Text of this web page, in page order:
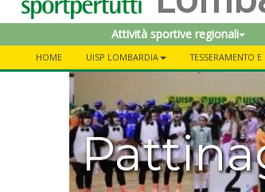
Attività sportive regionali
HOME UISP LOMBARDIA TESSERAMENTO E